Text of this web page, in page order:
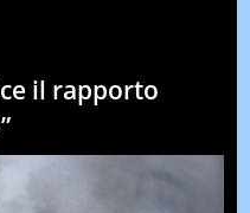
il rapporto